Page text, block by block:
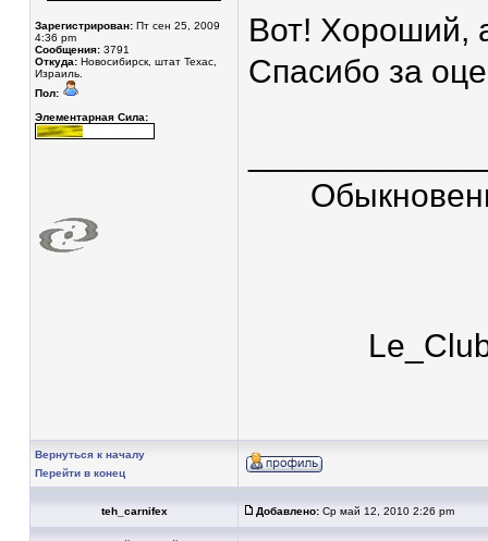
Зарегистрирован: Пт сен 25, 2009
4:36 pm
Сообщения: 3791
Откуда: Новосибирск, штат Техас,
Израиль.
Пол:
Элементарная Сила:
Вот! Хороший,
Спасибо за
Вернуться к началу
Перейти в конец
teh_carnifex Добавлено: Ср май 12, 2010 2:26 pm